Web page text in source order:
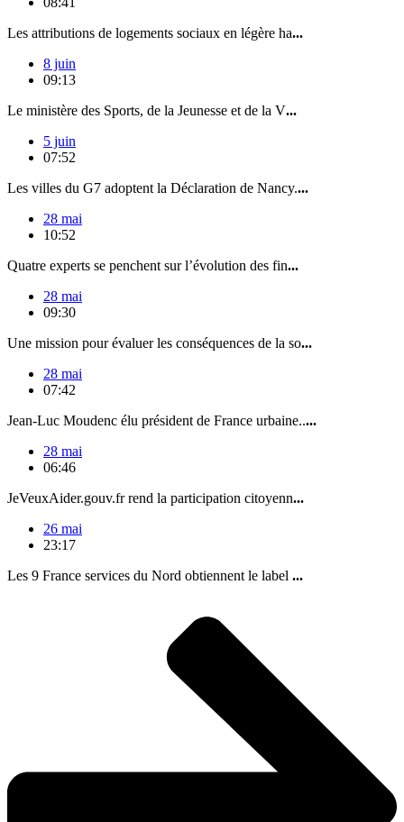
Les attributions de logements sociaux en légère ha...
8 juin
09:13
Le ministère des Sports, de la Jeunesse et de la V...
5 juin
07:52
Les villes du G7 adoptent la Déclaration de Nancy....
28 mai
10:52
Quatre experts se penchent sur l’évolution des fin...
28 mai
09:30
Une mission pour évaluer les conséquences de la so...
28 mai
07:42
Jean-Luc Moudenc élu président de France urbaine.....
28 mai
06:46
JeVeuxAider.gouv.fr rend la participation citoyenn...
26 mai
23:17
Les 9 France services du Nord obtiennent le label ...